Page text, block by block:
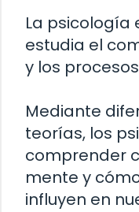
La psicología
estudia el
y los
Mediante
teorías, los
comprender
mente y
influyen en